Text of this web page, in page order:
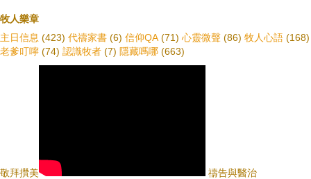
牧人樂章
主日信息 (423) 代禱家書 (6) 信仰QA (71) 心靈微聲 (86) 牧人心語 (168)
老爹叮嚀 (74) 認識牧者 (7) 隱藏嗎哪 (663)
敬拜攢美 禱告與醫治